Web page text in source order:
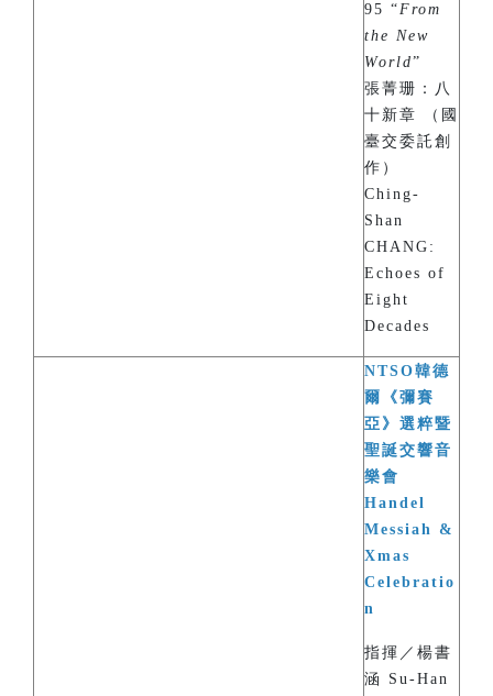
95 “From
the New
World”
張菁珊：八
十新章 （國
臺交委託創
作）
Ching-
Shan
CHANG:
Echoes of
Eight
Decades
NTSO韓德
爾《彌賽
亞》選粹暨
聖誕交響音
樂會
Handel
Messiah &
Xmas
Celebratio
n
指揮／楊書
涵 Su-Han